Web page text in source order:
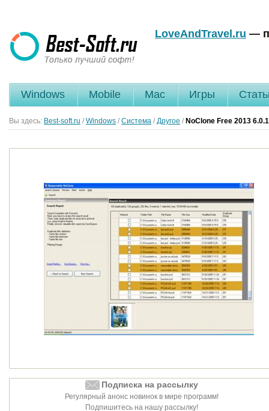
LoveAndTravel.ru —
Windows Mobile Mac Игры
Вы здесь: Best-soft.ru / Windows / Система / Другое / NoClone Free 2013
Подписка на рассылку
Регулярный анонс новинок в мире программ!
Подпишитесь на нашу рассылку!